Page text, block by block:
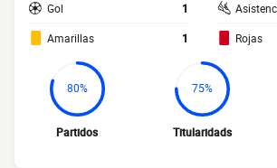
Gol 1
Amarillas 1 Rojas
80%
Partidos
75%
Titularidads